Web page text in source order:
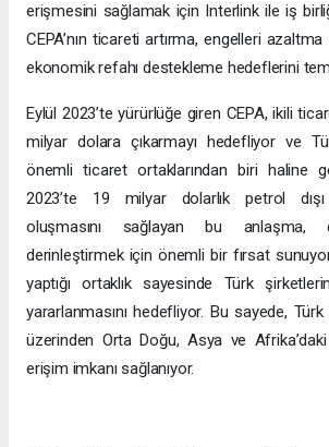
erişmesini sağlamak için Interlink ile iş
CEPA’nın ticareti artırma, engelleri
ekonomik refahı destekleme hedeflerini
Eylül 2023’te yürürlüğe giren CEPA, ikili
milyar dolara çıkarmayı hedefliyor ve
önemli ticaret ortaklarından biri haline
2023’te 19 milyar dolarlık petrol
oluşmasını sağlayan bu anlaşma,
derinleştirmek için önemli bir fırsat
yaptığı ortaklık sayesinde Türk
yararlanmasını hedefliyor. Bu sayede,
üzerinden Orta Doğu, Asya ve
erişim imkanı sağlanıyor.